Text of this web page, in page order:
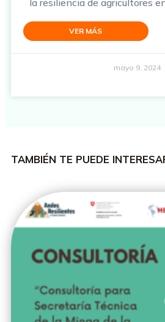
la resiliencia de agricultores
VER MÁS
mayo 9, 2024
TAMBIÉN TE PUEDE